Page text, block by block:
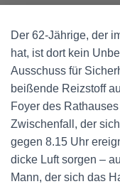
Der 62-Jährige, der
hat, ist dort kein
Ausschuss für
beißende Reizstoff
Foyer des
Zwischenfall, der
gegen 8.15 Uhr
dicke Luft sorgen –
Mann, der sich das